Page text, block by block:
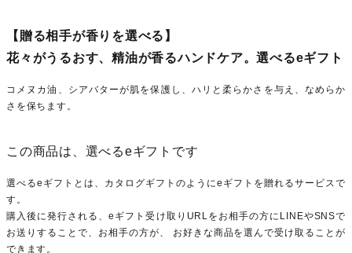
【贈る相手が香りを選べる】
花々がうるおす、精油が香るハンドケア。選べるeギフト
コメヌカ油、シアバターが肌を保護し、ハリと柔らかさを与え、なめらか
さを保ちます。
この商品は、選べるeギフトです
選べるeギフトとは、カタログギフトのようにeギフトを贈れるサービスで
す。
購入後に発行される、eギフト受け取りURLをお相手の方にLINEやSNSで
お送りすることで、お相手の方が、 お好きな商品を選んで受け取ることが
できます。